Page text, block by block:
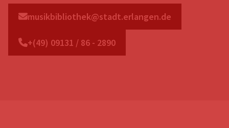
musikbibliothek@stadt.erlangen.de
+(49) 09131 / 86 - 2890